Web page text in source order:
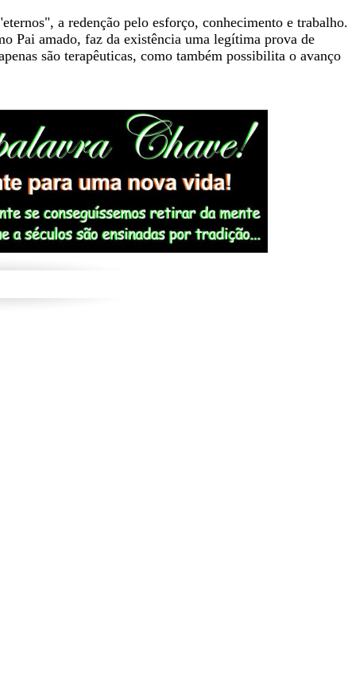
a redenção pelo esforço, conhecimento e trabalho.
Pai amado, faz da existência uma legítima prova de
são terapêuticas, como também possibilita o avanço